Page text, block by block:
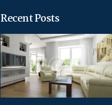
Recent Posts